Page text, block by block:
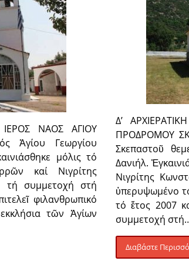
ΙΕΡΟΣ ΝΑΟΣ ΑΓΙΟΥ
Ἁγίου Γεωργίου
μόλις τό
καί Νιγρίτης
τή συμμετοχή στή
φιλανθρωπικό
τῶν Ἁγίων
Δ’
ΠΡΟΔΡΟΜΟΥ
Σκεπαστοῦ
Δανιήλ.
Νιγρίτης
ὑπερυψωμένο
τό ἔτος 2007
συμμετοχή
Διαβάστε